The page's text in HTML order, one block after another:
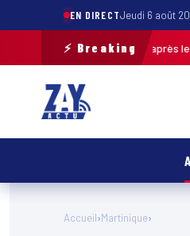
EN DIRECTJeudi 6 août
⚡ Breaking
déchets ramassés après les after-
Accueil›Martinique›